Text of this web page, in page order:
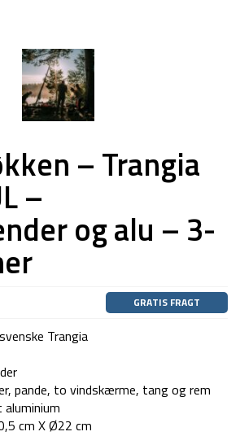
– Trangia
–
og alu – 3-
GRATIS FRAGT
Trangia
pande, to vindskærme, tang og rem
cm X Ø22 cm